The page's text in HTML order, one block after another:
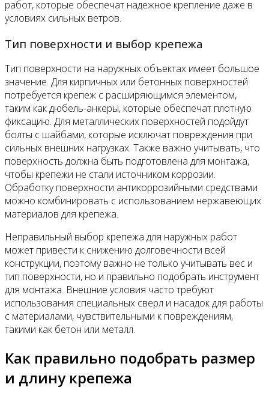
работ, которые обеспечат надежное крепление даже в
условиях сильных ветров.
Тип поверхности и выбор крепежа
Тип поверхности на наружных объектах имеет большое
значение. Для кирпичных или бетонных поверхностей
потребуется крепеж с расширяющимся элементом,
таким как дюбель-анкеры, которые обеспечат плотную
фиксацию. Для металлических поверхностей подойдут
болты с шайбами, которые исключат повреждения при
сильных внешних нагрузках. Также важно учитывать, что
поверхность должна быть подготовлена для монтажа,
чтобы крепежи не стали источником коррозии.
Обработку поверхности антикоррозийными средствами
можно комбинировать с использованием нержавеющих
материалов для крепежа.
Неправильный выбор крепежа для наружных работ
может привести к снижению долговечности всей
конструкции, поэтому важно не только учитывать вес и
тип поверхности, но и правильно подобрать инструмент
для монтажа. Внешние условия часто требуют
использования специальных сверл и насадок для работы
с материалами, чувствительными к повреждениям,
такими как бетон или металл.
Как правильно подобрать размер
и длину крепежа